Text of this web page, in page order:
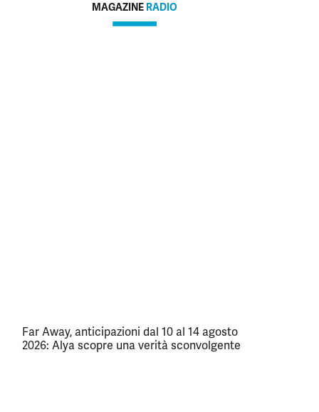
MAGAZINE RADIO
Far Away, anticipazioni dal 10 al 14 agosto
2026: Alya scopre una verità sconvolgente